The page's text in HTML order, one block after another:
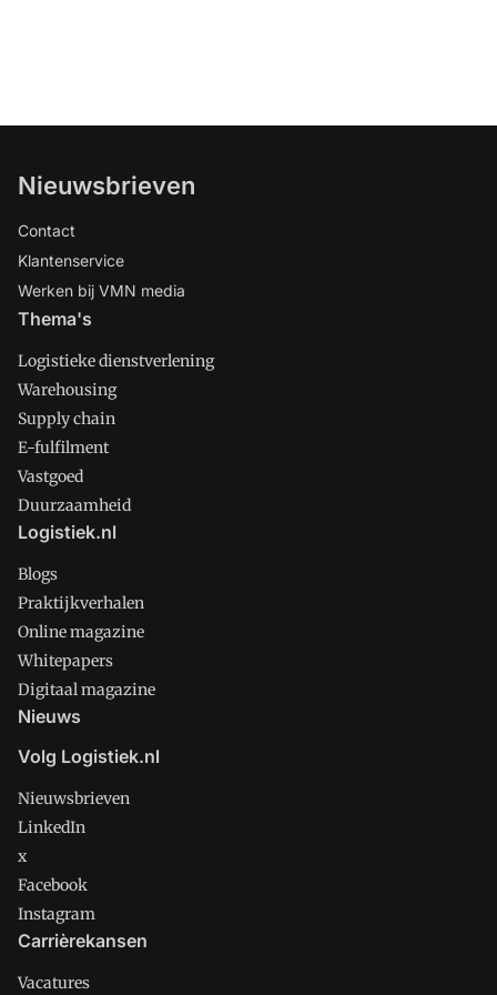
Nieuwsbrieven
Contact
Klantenservice
Werken bij VMN media
Thema's
Logistieke dienstverlening
Warehousing
Supply chain
E-fulfilment
Vastgoed
Duurzaamheid
Logistiek.nl
Blogs
Praktijkverhalen
Online magazine
Whitepapers
Digitaal magazine
Nieuws
Volg Logistiek.nl
Nieuwsbrieven
LinkedIn
x
Facebook
Instagram
Carrièrekansen
Vacatures